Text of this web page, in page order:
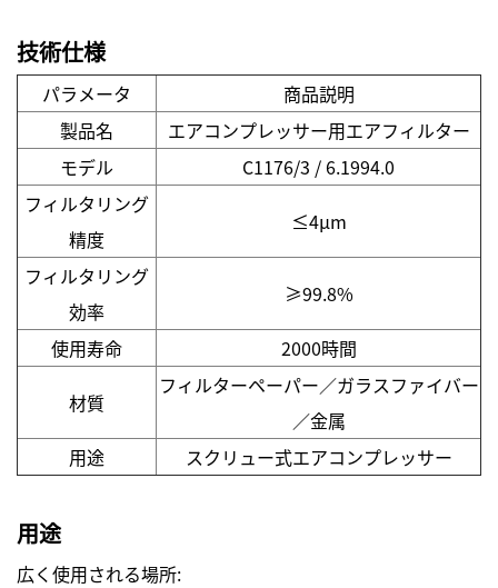
技術仕様
パラメータ
商品説明
製品名
エアコンプレッサー用エアフィルター
モデル
C1176/3 / 6.1994.0
フィルタリング
精度
≤4μm
フィルタリング
効率
≥99.8%
使用寿命 2000時間
材質
フィルターペーパー／ガラスファイバー
／金属
用途
スクリュー式エアコンプレッサー
用途
広く使用される場所: